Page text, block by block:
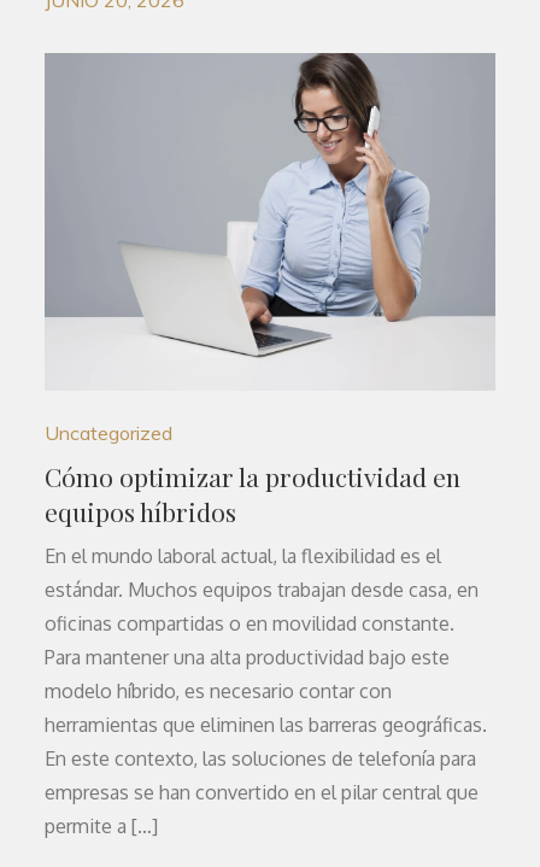
Uncategorized
Cómo optimizar la productividad en
equipos híbridos
En el mundo laboral actual, la flexibilidad es el
estándar. Muchos equipos trabajan desde casa, en
oficinas compartidas o en movilidad constante.
Para mantener una alta productividad bajo este
modelo híbrido, es necesario contar con
herramientas que eliminen las barreras geográficas.
En este contexto, las soluciones de telefonía para
empresas se han convertido en el pilar central que
permite a […]